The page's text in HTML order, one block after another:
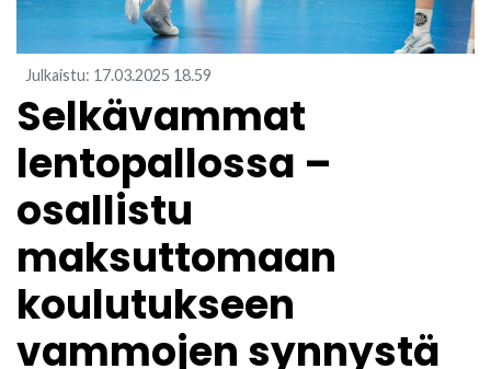
Julkaistu: 17.03.2025 18.59
​Selkävammat
lentopallossa –
osallistu
maksuttomaan
koulutukseen
vammojen synnystä